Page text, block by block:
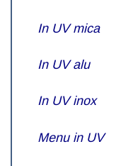
In UV mica
In UV alu
In UV inox
Menu in UV